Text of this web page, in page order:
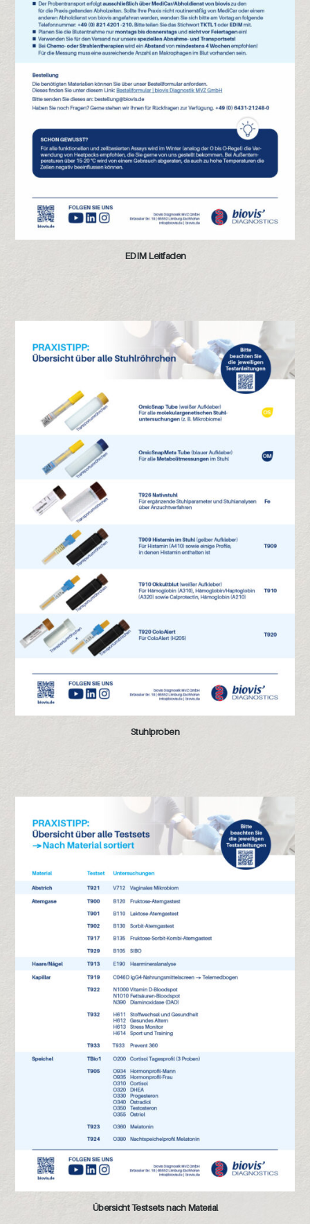
EDIM Leitfaden
Stuhlproben
Übersicht Testsets nach Material